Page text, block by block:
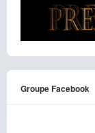
Groupe Facebook